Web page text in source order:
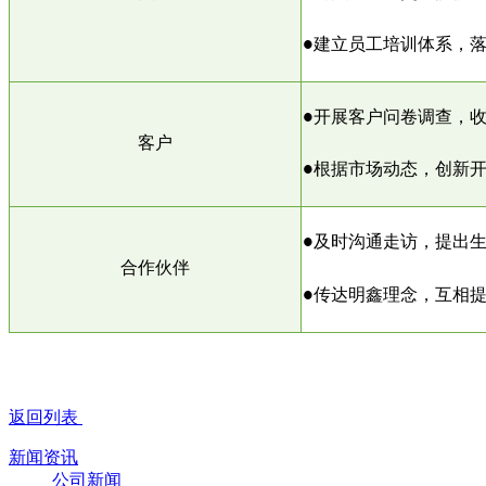
●建立员工培训体系，
客户
●开展客户问卷调查，
●根据市场动态，创新
合作伙伴
●及时沟通走访，提出
●传达明鑫理念，互相
返回列表
新闻资讯
公司新闻